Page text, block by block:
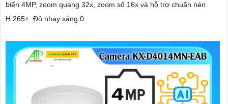
biến 4MP, zoom quang 32x, zoom số 16x và hỗ trợ chuẩn nén
H.265+. Độ nhạy sáng 0